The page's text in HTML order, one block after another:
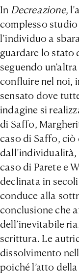
In Decreazione,
complesso studio
l’individuo a
guardare lo stato
seguendo
confluire nel noi,
sensato dove
indagine si
di Saffo,
caso di Saffo, ciò
dall’individualità,
caso di Parete e
declinata in
conduce alla
conclusione che
dell’inevitabile
scrittura. Le
dissolvimento
poiché l’atto